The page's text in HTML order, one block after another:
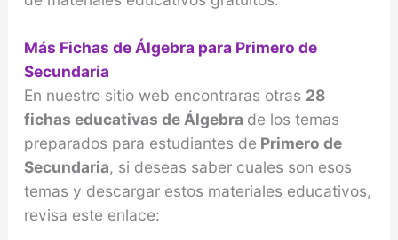
Más Fichas de Álgebra para Primero de
Secundaria
En nuestro sitio web encontraras otras 28
fichas educativas de Álgebra de los temas
preparados para estudiantes de Primero de
Secundaria, si deseas saber cuales son esos
temas y descargar estos materiales educativos,
revisa este enlace: